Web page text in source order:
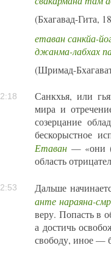
(Бхагавад-Гита,
етаван санкйа-
джанма-лабхах
(Шримад-
Санкхья, или
мира и
созерцание
бескорыстное
Етаван — «они
область
Дальше
анте нараяна-
веру. Попасть в
а достичь
свободу, иное —